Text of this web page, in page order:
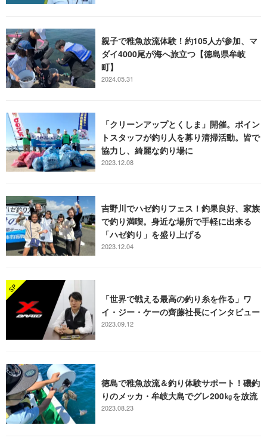
親子で稚魚放流体験！約105人が参加、マ
ダイ4000尾が海へ旅立つ【徳島県牟岐
町】
2024.05.31
「クリーンアップとくしま」開催。ポイン
トスタッフが釣り人を募り清掃活動。皆で
協力し、綺麗な釣り場に
2023.12.08
吉野川でハゼ釣りフェス！釣果良好、家族
で釣り満喫。身近な場所で手軽に出来る
「ハゼ釣り」を盛り上げる
2023.12.04
「世界で戦える最高の釣り糸を作る」ワ
イ・ジー・ケーの齊藤社長にインタビュー
2023.09.12
徳島で稚魚放流＆釣り体験サポート！磯釣
りのメッカ・牟岐大島でグレ200㎏を放流
2023.08.23